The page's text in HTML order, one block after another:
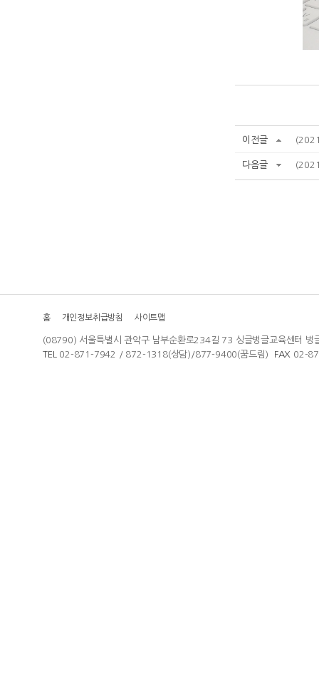
이전글
다음글
홈 개인정보취급방침 사이트맵
(08790) 서울특별시 관악구 남부순환로234길 73 싱글벙글교육센터 벙
TEL
02-871-7942 / 872-1318(상담)/877-9400(꿈드림) FAX 02-